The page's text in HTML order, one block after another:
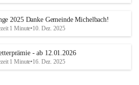
2025 Danke Gemeinde Michelbach!
1 Minute•10. Dez. 2025
- ab 12.01.2026
1 Minute•16. Dez. 2025